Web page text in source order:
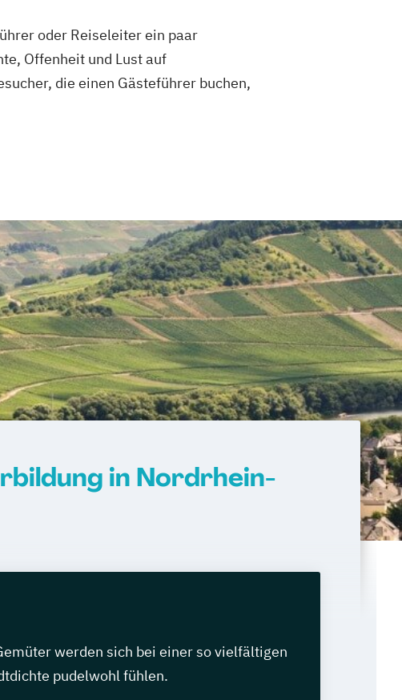
oder Reiseleiter ein paar
Offenheit und Lust auf
die einen Gästeführer buchen,
in Nordrhein-
werden sich bei einer so vielfältigen
pudelwohl fühlen.